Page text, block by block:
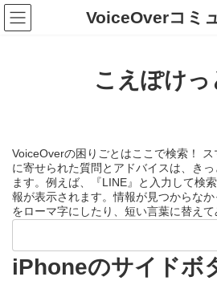
コ
ン
テ
ナ
ビ
ゲ
VoiceOverコミ
こえぽけっ
VoiceOverの困りごとはここで検索！
に寄せられた質問とアドバイスは、き
ます。例えば、『LINE』と入力して検
報が表示されます。情報が見つからな
をローマ字にしたり、短い言葉に替えて
検
iPhoneのサイドボ